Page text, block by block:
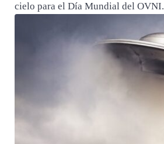
cielo para el Día Mundial del OVNI.